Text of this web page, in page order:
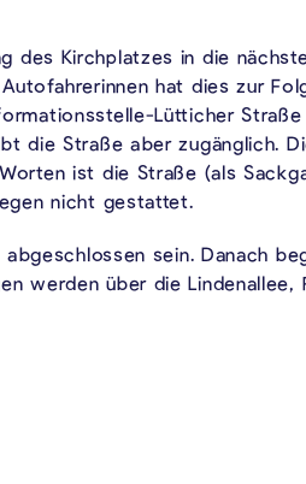
des Kirchplatzes in die
hat dies zur
Lütticher
die Straße aber zugänglich.
ist die Straße (als
nicht gestattet.
sein. Danach
werden über die